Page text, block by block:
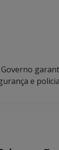
Governo
e